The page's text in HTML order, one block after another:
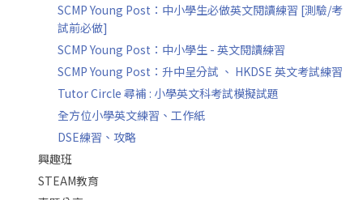
SCMP Young Post：中小學生必做英文閱讀練習 [測驗/考
試前必做]
SCMP Young Post：中小學生 - 英文閱讀練習
SCMP Young Post：升中呈分試 、 HKDSE 英文考試練習
Tutor Circle 尋補 : 小學英文科考試模擬試題
全方位小學英文練習、工作紙
DSE練習、攻略
興趣班
STEAM教育